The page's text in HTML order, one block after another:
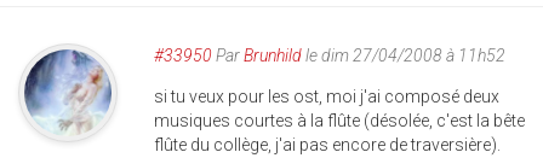
#33950 ParBrunhildle dim 27/04/2008 à 11h52
si tu veux pour les ost, moi j'ai composé deux
musiques courtes à la flûte (désolée, c'est la bête
flûte du collège, j'ai pas encore de traversière).